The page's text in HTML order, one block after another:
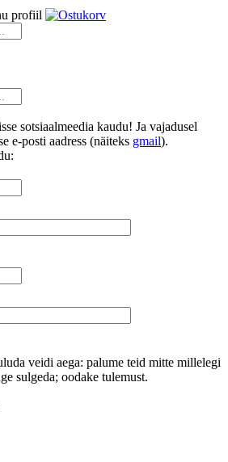
sotsiaalmeedia kaudu! Ja vajadusel
e-posti aadress (näiteks gmail).
veidi aega: palume teid mitte millelegi
sulgeda; oodake tulemust.